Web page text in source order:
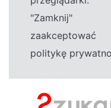
"Zamknij"
zaakceptować
politykę